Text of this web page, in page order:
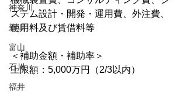
神奈川
新潟
富山
石川
福井
ステム設計・開発・運用費、外注費、
使用料及び賃借料等
＜補助金額・補助率＞
上限額：5,000万円（2/3以内）